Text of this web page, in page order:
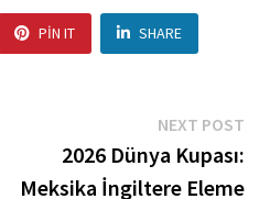
PIN IT SHARE
NEXT POST
2026 Dünya Kupası:
Meksika İngiltere Eleme